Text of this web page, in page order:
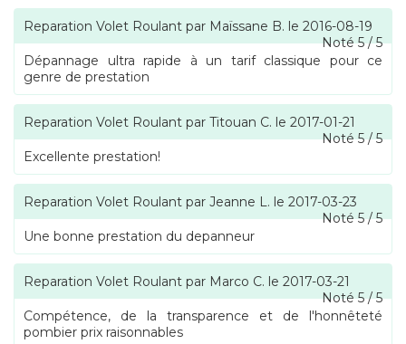
Reparation Volet Roulant par Maïssane B. le 2016-08-19
Noté5/5
Dépannage ultra rapide à un tarif classique pour ce
genre de prestation
Reparation Volet Roulant par Titouan C. le 2017-01-21
Noté5/5
Excellente prestation!
Reparation Volet Roulant par Jeanne L. le 2017-03-23
Noté5/5
Une bonne prestation du depanneur
Reparation Volet Roulant par Marco C. le 2017-03-21
Noté5/5
Compétence, de la transparence et de l'honnêteté
pombier prix raisonnables